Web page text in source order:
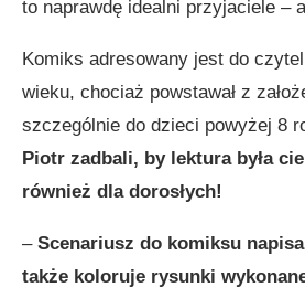
to naprawdę idealni przyjaciele –
Komiks adresowany jest do
wieku, chociaż powstawał z
szczególnie do dzieci powyżej 8
Piotr zadbali, by lektura była
również dla dorosłych!
– Scenariusz do komiksu
także koloruje rysunki